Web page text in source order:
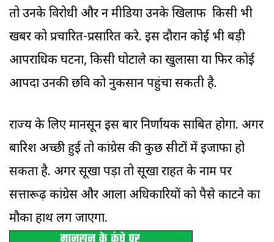
तो उनके विरोधी और न मीडिया उनके खिलाफ किसी भी
खबर को प्रचारित-प्रसारित करे. इस दौरान कोई भी बड़ी
आपराधिक घटना, किसी घोटाले का खुलासा या फिर कोई
आपदा उनकी छवि को नुकसान पहुंचा सकती है.
राज्य के लिए मानसून इस बार निर्णायक साबित होगा. अगर
बारिश अच्छी हुई तो कांग्रेस की कुछ सीटों में इजाफा हो
सकता है. अगर सूखा पड़ा तो सूखा राहत के नाम पर
सत्तारूढ़ कांग्रेस और आला अधिकारियों को पैसे काटने का
मौका हाथ लग जाएगा.